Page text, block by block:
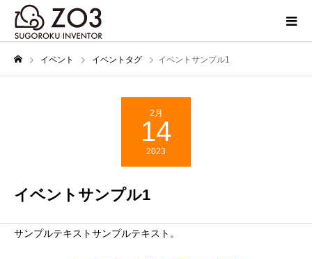
イベント イベントタグ イベントサンプル1
2月
14
2023
イベントサンプル1
サンプルテキストサンプルテキスト。